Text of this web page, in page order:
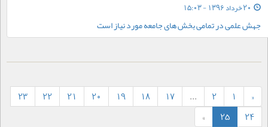
جهش علمی در تمامی بخش های جامعه مورد نیاز است
«
1
2
...
17
18
19
20
21
22
23
24
25
»